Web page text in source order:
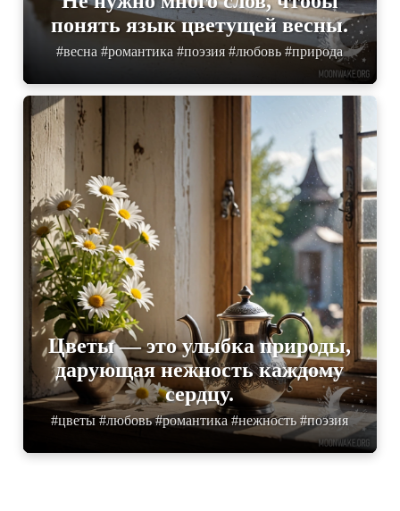
понять язык цветущей весны.
#весна #романтика #поэзия #любовь #природа
Цветы — это улыбка природы,
дарующая нежность каждому
сердцу.
#цветы #любовь #романтика #нежность #поэзия